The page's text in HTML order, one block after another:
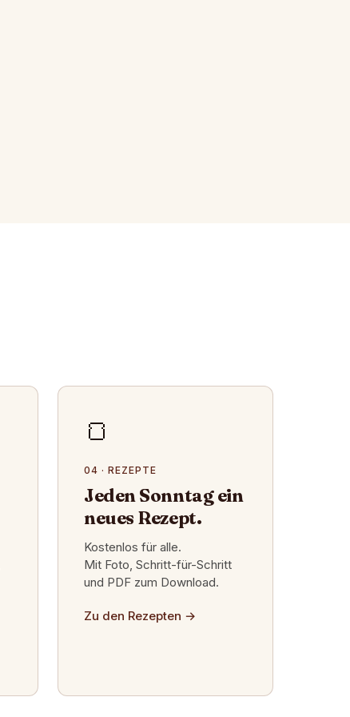
🍞
04 · REZEPTE
Jeden Sonntag ein
neues Rezept.
Kostenlos für alle.
Mit Foto, Schritt-für-Schritt
und PDF zum Download.
Zu den Rezepten →